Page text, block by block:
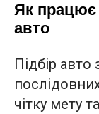
Як працює
авто
Підбір
чітку мету